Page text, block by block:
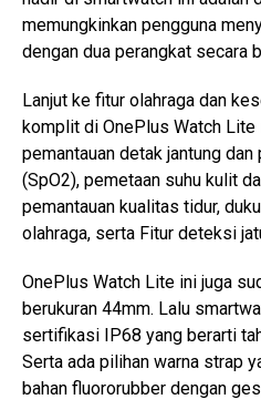
memungkinkan pengguna
dengan dua perangkat secara
Lanjut ke fitur olahraga dan
komplit di OnePlus Watch
pemantauan detak jantung
(SpO2), pemetaan suhu kulit
pemantauan kualitas tidur,
olahraga, serta Fitur deteksi
OnePlus Watch Lite ini juga
berukuran 44mm. Lalu
sertifikasi IP68 yang berarti
Serta ada pilihan warna strap
bahan fluororubber dengan